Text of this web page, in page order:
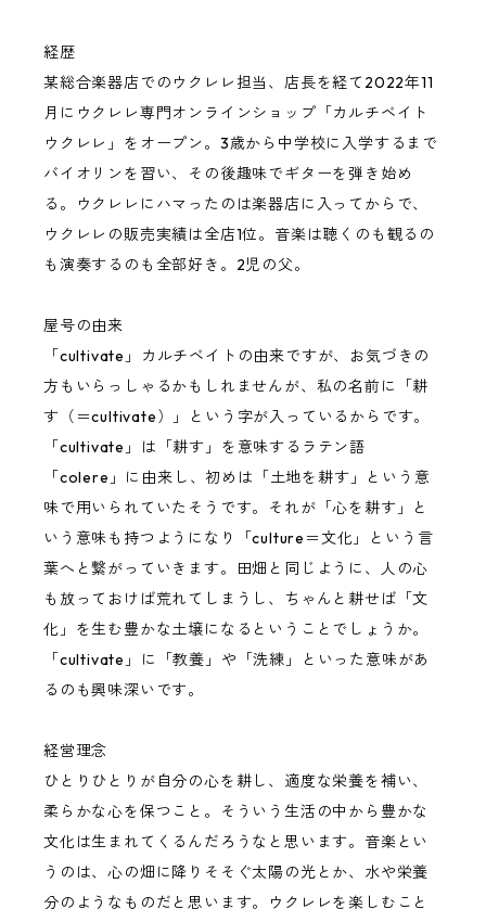
Shimo Guitars
Basiner
G String
Tatsuya Mitsui
tkitki（ティキティキ）
Sofla ukes by YGK
経歴
某総合楽器店でのウクレレ担当、店長を経て2022年11
月にウクレレ専門オンラインショップ「カルチベイト
ウクレレ」をオープン。3歳から中学校に入学するまで
バイオリンを習い、その後趣味でギターを弾き始め
る。ウクレレにハマったのは楽器店に入ってからで、
ウクレレの販売実績は全店1位。音楽は聴くのも観るの
も演奏するのも全部好き。2児の父。
屋号の由来
「cultivate」カルチベイトの由来ですが、お気づきの
方もいらっしゃるかもしれませんが、私の名前に「耕
す（＝cultivate）」という字が入っているからです。
「cultivate」は「耕す」を意味するラテン語
「colere」に由来し、初めは「土地を耕す」という意
味で用いられていたそうです。それが「心を耕す」と
いう意味も持つようになり「culture＝文化」という言
葉へと繋がっていきます。田畑と同じように、人の心
も放っておけば荒れてしまうし、ちゃんと耕せば「文
化」を生む豊かな土壌になるということでしょうか。
「cultivate」に「教養」や「洗練」といった意味があ
るのも興味深いです。
経営理念
ひとりひとりが自分の心を耕し、適度な栄養を補い、
柔らかな心を保つこと。そういう生活の中から豊かな
文化は生まれてくるんだろうなと思います。音楽とい
うのは、心の畑に降りそそぐ太陽の光とか、水や栄養
分のようなものだと思います。ウクレレを楽しむこと